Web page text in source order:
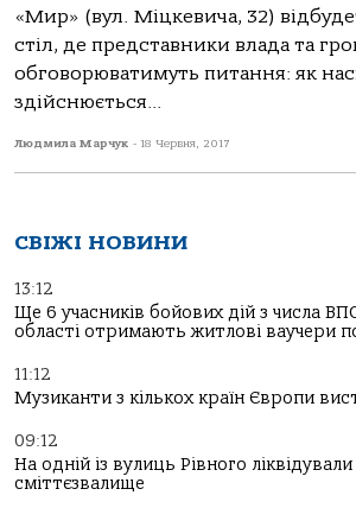
«Мир» (вул. Міцкевича, 32)
стіл, де представники влада та
обговорюватимуть питання: як
здійснюється...
Людмила Марчук - 18 Червня, 2017
СВІЖІ НОВИНИ
13:12
Ще 6 учасників бойових дій з числа
області отримають житлові ваучери
11:12
Музиканти з кількох країн Європи
09:12
На одній із вулиць Рівного
сміттєзвалище